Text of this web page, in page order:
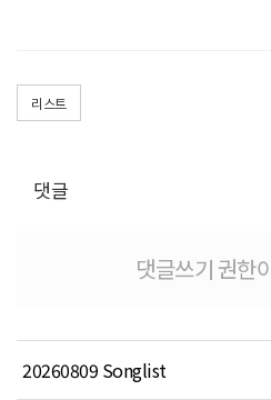
리스트
댓글
댓글쓰기 권한
20260809 Songlist